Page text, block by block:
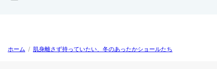
ホーム / 肌身離さず持っていたい、冬のあったかショールたち